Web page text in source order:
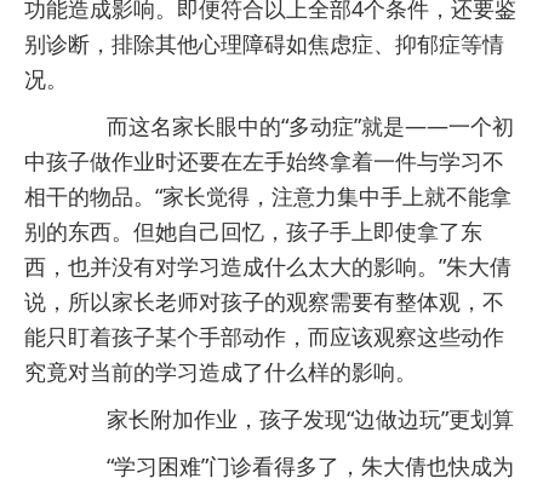
功能造成影响。即便符合以上全部4个条件，还要鉴
别诊断，排除其他心理障碍如焦虑症、抑郁症等情
况。
而这名家长眼中的“多动症”就是——一个初
中孩子做作业时还要在左手始终拿着一件与学习不
相干的物品。“家长觉得，注意力集中手上就不能拿
别的东西。但她自己回忆，孩子手上即使拿了东
西，也并没有对学习造成什么太大的影响。”朱大倩
说，所以家长老师对孩子的观察需要有整体观，不
能只盯着孩子某个手部动作，而应该观察这些动作
究竟对当前的学习造成了什么样的影响。
家长附加作业，孩子发现“边做边玩”更划算
“学习困难”门诊看得多了，朱大倩也快成为